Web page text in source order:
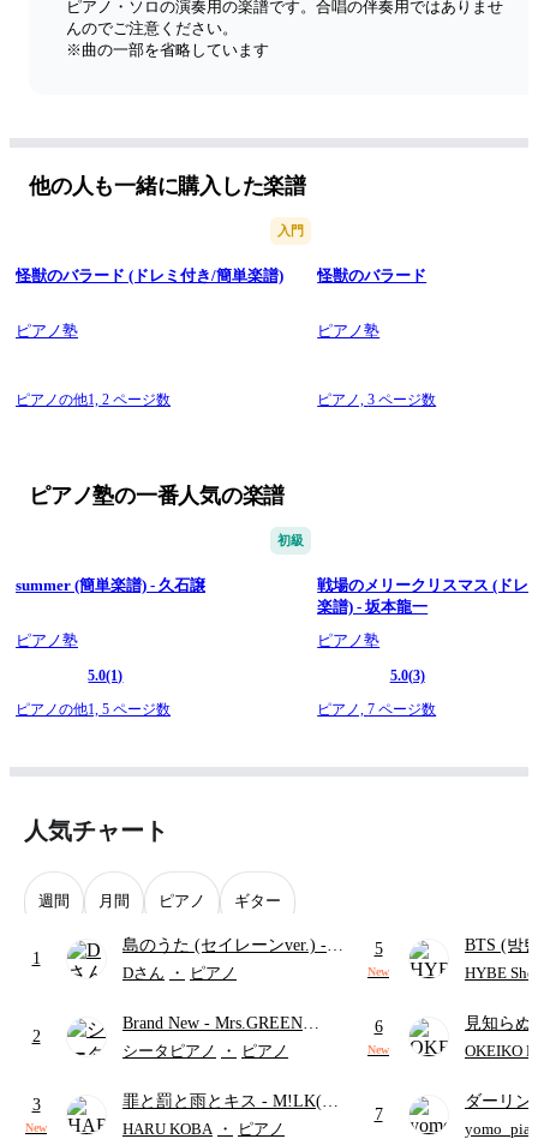
ピアノ・ソロの演奏用の楽譜です。合唱の伴奏用ではありませ
んのでご注意ください。
※曲の一部を省略しています
他の人も一緒に購入した楽譜
入門
怪獣のバラード (ドレミ付き/簡単楽譜)
ピアノ塾
ピアノの他1, 2 ページ数
怪獣のバラード
ピアノ塾
ピアノ,3 ページ数
ピアノ塾の一番人気の楽譜
初級
summer (簡単楽譜) - 久石譲
ピアノ塾
5.0(1)
ピアノの他1, 5 ページ数
戦場のメリークリスマス (ドレ
楽譜) - 坂本龍一
ピアノ塾
5.0(3)
ピアノ,7 ページ数
人気チャート
週間 月間 ピアノ ギター
1
島のうた (セイレーンver.) -
セイレーン(CV.鈴木みのり)
ード・ペダル付き/『映画ちい
かわ 人魚の島のひみつ』よ
Dさん ・ ピアノ
2
Brand New - Mrs.GREEN
APPLE
シータピアノ ・ ピアノ
3
New
罪と罰と雨とキス - M!LK(佐
野勇斗&吉田仁人)
HARU KOBA ・ ピアノ
5
New
BTS (방
HYBE
6
New
見知ら
ャツが乾
OKEIKO
7
ダーリン
APPLE (